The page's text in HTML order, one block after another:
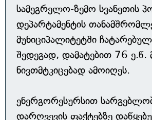
სამეგრელო-ზემო სვანეთის
დეპარტამენტის
მუნიციპალიტეტში
შედეგად, დამატებით 76 ე.წ.
ნივთმტკიცებად ამოიღეს.
ენერგორესურსით
დარღვევის ფაქტებზე